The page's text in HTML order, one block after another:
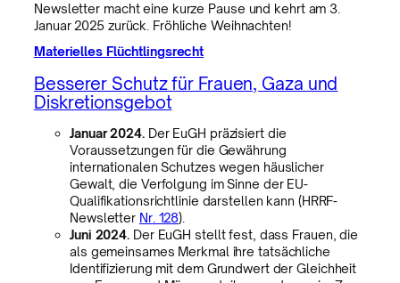
Newsletter macht eine kurze Pause und kehrt am 3.
Januar 2025 zurück. Fröhliche Weihnachten!
Materielles Flüchtlingsrecht
Besserer Schutz für Frauen, Gaza und
Diskretionsgebot
Januar 2024.Der EuGH präzisiert die
Voraussetzungen für die Gewährung
internationalen Schutzes wegen häuslicher
Gewalt, die Verfolgung im Sinne der EU-
Qualifikationsrichtlinie darstellen kann (HRRF-
Newsletter Nr. 128).
Juni 2024. Der EuGH stellt fest, dass Frauen, die
als gemeinsames Merkmal ihre tatsächliche
Identifizierung mit dem Grundwert der Gleichheit